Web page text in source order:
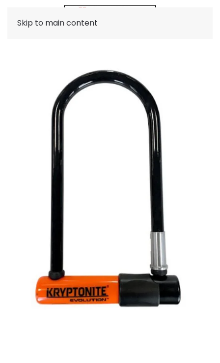
Skip to main content